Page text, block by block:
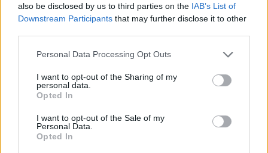
also be disclosed by us to third parties on the IAB’s List of
Downstream Participants that may further disclose it to other
Please note that this website/app uses one or more Google
not limited to your visit or usage behaviour. You may click to
grant or deny consent to Google and its third-party tags to
use your data for below specified purposes in below Google
consent section.
Personal Data Processing Opt Outs
I want to opt-out of the Sharing of my
personal data.
Opted In
I want to opt-out of the Sale of my
Personal Data.
Opted In
Facebookon is!